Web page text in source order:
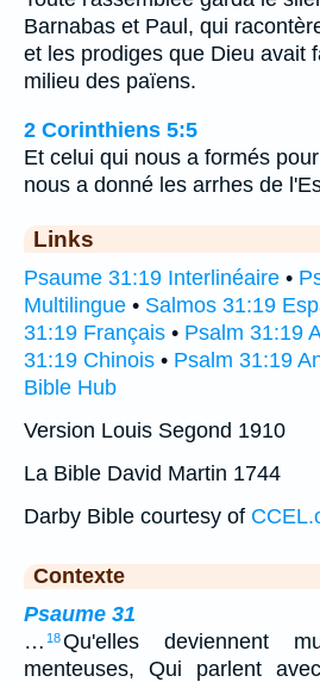
Barnabas et Paul, qui
et les prodiges que Dieu avait
milieu des païens.
2 Corinthiens 5:5
Et celui qui nous a formés
nous a donné les arrhes de
Links
Psaume 31:19 Interlinéaire •
Multilingue • Salmos 31:19
31:19 Français • Psalm 31:19
31:19 Chinois • Psalm 31:19
Bible Hub
Version Louis Segond 1910
La Bible David Martin 1744
Darby Bible courtesy of
Contexte
Psaume 31
… 18Qu'elles deviennent
menteuses, Qui parlent